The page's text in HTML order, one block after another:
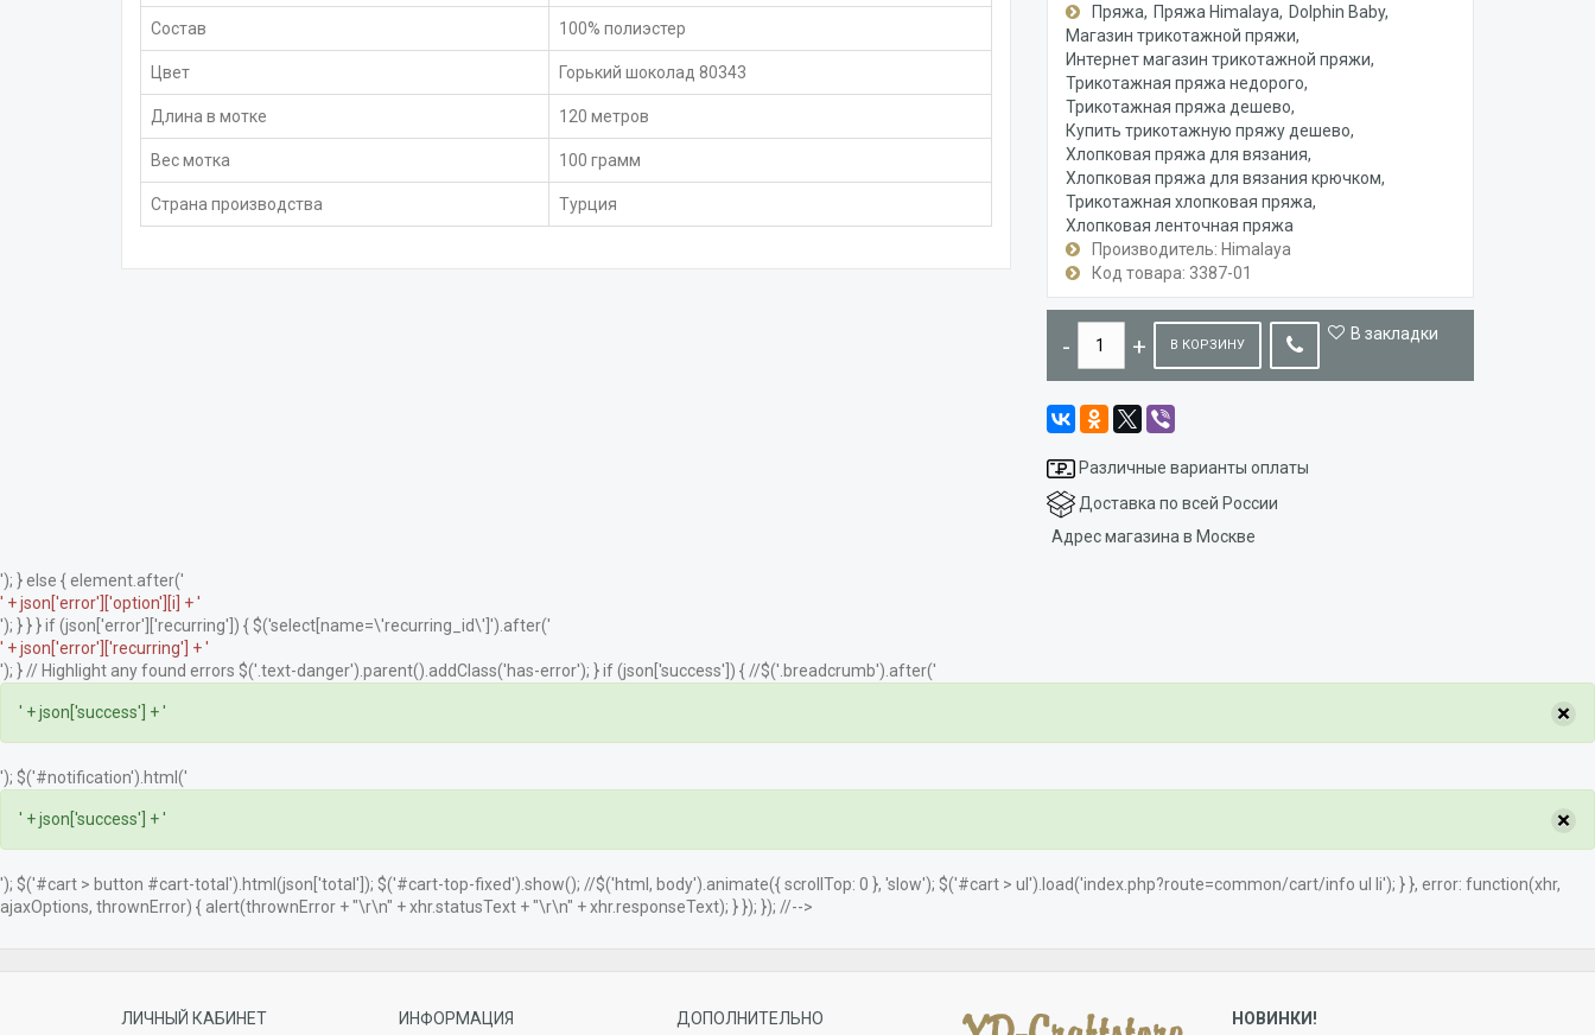
Состав 100% полиэстер
Цвет Горький шоколад 80343
Длина в мотке 120 метров
Вес мотка 100 грамм
Страна производства Турция
Пряжа Пряжа Himalaya Dolphin Baby
Магазин трикотажной пряжи
Интернет магазин трикотажной пряжи
Трикотажная пряжа недорого
Трикотажная пряжа дешево
Купить трикотажную пряжу дешево
Хлопковая пряжа для вязания
Хлопковая пряжа для вязания крючком
Трикотажная хлопковая пряжа
Хлопковая ленточная пряжа
Производитель: Himalaya
Код товара: 3387-01
В КОРЗИНУ
В закладки
Различные варианты оплаты
Доставка по всей России
Адрес магазина в Москве
'); } else { element.after('
' + json['error']['option'][i] + '
'); } } } if (json['error']['recurring']) { $('select[name=\'recurring_id\']').after('
' + json['error']['recurring'] + '
'); } // Highlight any found errors $('.text-danger').parent().addClass('has-error'); } if (json['success']) { //$('.breadcrumb').after('
' + json['success'] + ' ×
'); $('#notification').html('
' + json['success'] + ' ×
'); $('#cart > button #cart-total').html(json['total']); $('#cart-top-fixed').show(); //$('html, body').animate({ scrollTop: 0 }, 'slow'); $('#cart > ul').load('index.php?route=common/cart/info ul li'); } }, error: function(xhr,
ajaxOptions, thrownError) { alert(thrownError + "\r\n" + xhr.statusText + "\r\n" + xhr.responseText); } }); }); //-->
ЛИЧНЫЙ КАБИНЕТ ИНФОРМАЦИЯ ДОПОЛНИТЕЛЬНО НОВИНКИ!